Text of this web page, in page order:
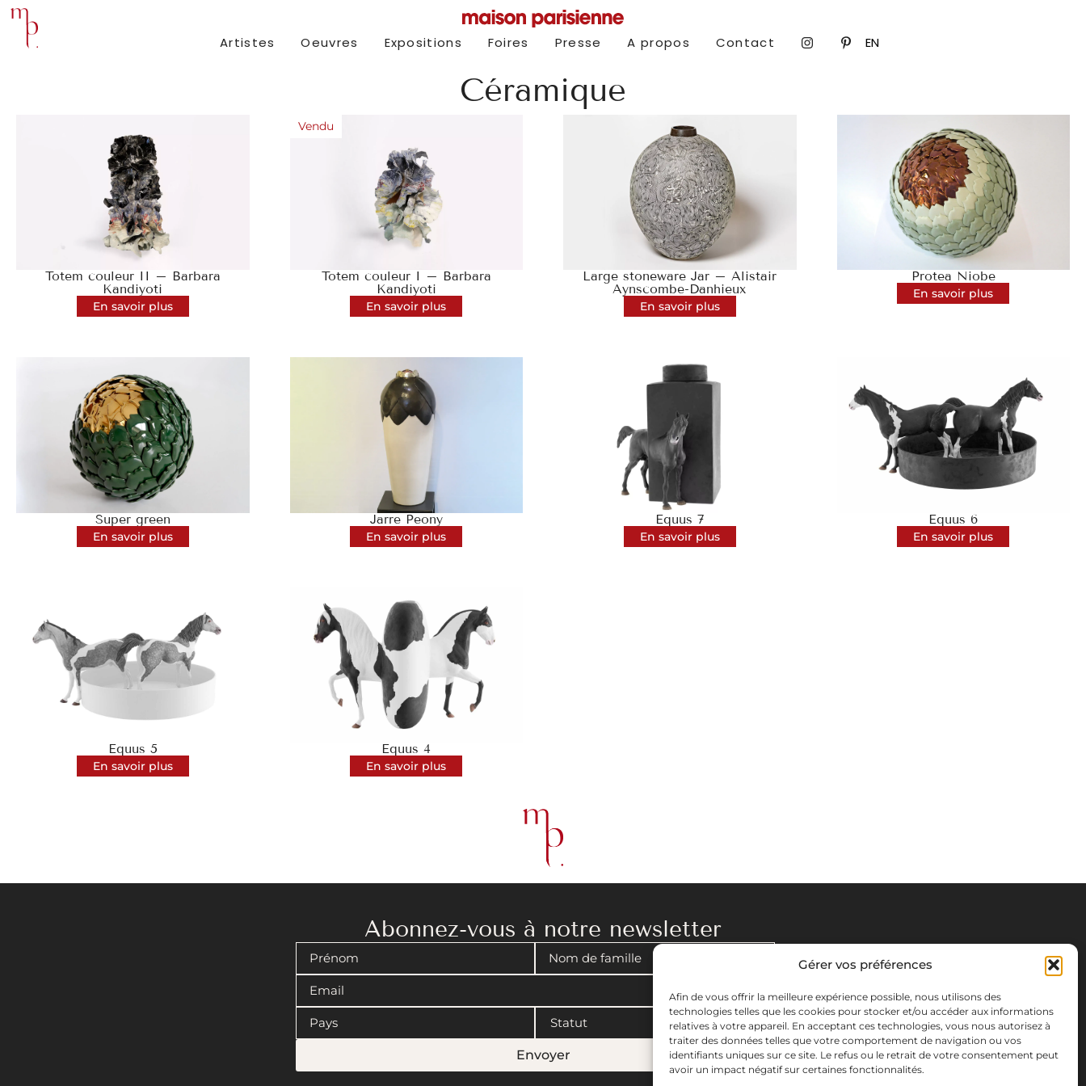
Gérer vos préférences
Afin de vous offrir la meilleure expérience possible, nous utilisons des
technologies telles que les cookies pour stocker et/ou accéder aux informations
relatives à votre appareil. En acceptant ces technologies, vous nous autorisez à
traiter des données telles que votre comportement de navigation ou vos
identifiants uniques sur ce site. Le refus ou le retrait de votre consentement peut
avoir un impact négatif sur certaines fonctionnalités.
Artistes Oeuvres Expositions Foires Presse A propos Contact EN
Céramique
Totem couleur II – Barbara
Kandiyoti
En savoir plus
Vendu
Totem couleur I – Barbara
Kandiyoti
En savoir plus
Large stoneware Jar – Alistair
Aynscombe-Danhieux
En savoir plus
Protea Niobe
En savoir plus
Super green
En savoir plus
Jarre Peony
En savoir plus
Equus 7
En savoir plus
Equus 6
En savoir plus
Equus 5
En savoir plus
Equus 4
En savoir plus
Abonnez-vous à notre newsletter
Envoyer